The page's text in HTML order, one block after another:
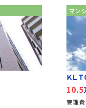
マン
ＫＬ
10.5
管理